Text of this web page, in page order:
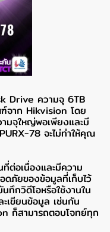
Drive ความจุ 6TB
จาก Hikvision โดย
มจุใหญ่พอเพียงและมี
78 จะไม่ทำให้คุณ
ต่อเนื่องและมีความ
ดภัยของข้อมูลที่เก็บไว้
ทึกวิดีโอหรือใช้งานใน
เขียนข้อมูล เช่นกัน
ก็สามารถตอบโจทย์ทุก